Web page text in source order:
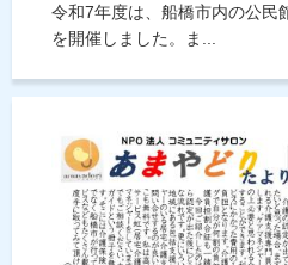
令和7年度は、船橋市内の公民
を開催しました。ま...